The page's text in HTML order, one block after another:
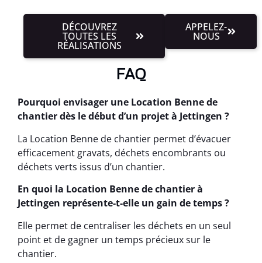
DÉCOUVREZ
TOUTES LES
RÉALISATIONS
APPELEZ-
NOUS
FAQ
Pourquoi envisager une Location Benne de
chantier dès le début d’un projet à Jettingen ?
La Location Benne de chantier permet d’évacuer
efficacement gravats, déchets encombrants ou
déchets verts issus d’un chantier.
En quoi la Location Benne de chantier à
Jettingen représente-t-elle un gain de temps ?
Elle permet de centraliser les déchets en un seul
point et de gagner un temps précieux sur le
chantier.